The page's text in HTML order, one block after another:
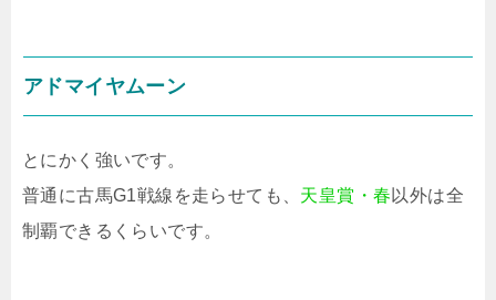
アドマイヤムーン
とにかく強いです。
普通に古馬G1戦線を走らせても、 天皇賞・春 以外は全
制覇できるくらいです。